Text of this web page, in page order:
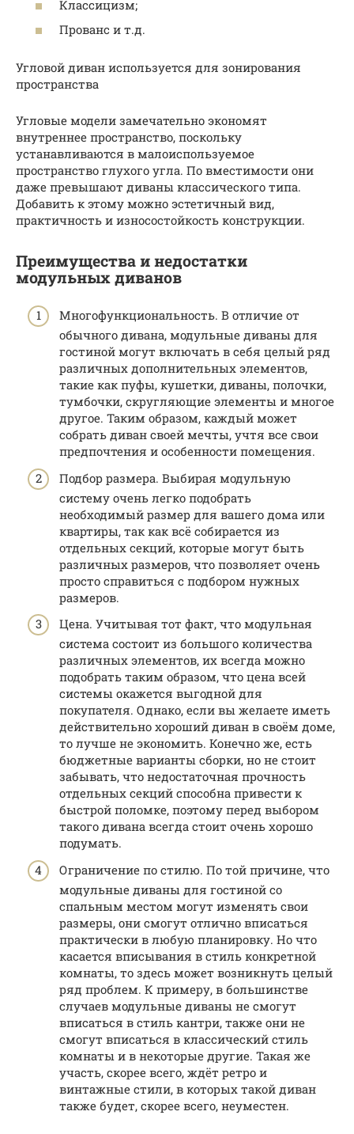
Классицизм;
Прованс и т.д.
Угловой диван используется для зонирования
пространства
Угловые модели замечательно экономят
внутреннее пространство, поскольку
устанавливаются в малоиспользуемое
пространство глухого угла. По вместимости они
даже превышают диваны классического типа.
Добавить к этому можно эстетичный вид,
практичность и износостойкость конструкции.
Преимущества и недостатки
модульных диванов
Многофункциональность. В отличие от
обычного дивана, модульные диваны для
гостиной могут включать в себя целый ряд
различных дополнительных элементов,
такие как пуфы, кушетки, диваны, полочки,
тумбочки, скругляющие элементы и многое
другое. Таким образом, каждый может
собрать диван своей мечты, учтя все свои
предпочтения и особенности помещения.
Подбор размера. Выбирая модульную
систему очень легко подобрать
необходимый размер для вашего дома или
квартиры, так как всё собирается из
отдельных секций, которые могут быть
различных размеров, что позволяет очень
просто справиться с подбором нужных
размеров.
Цена. Учитывая тот факт, что модульная
система состоит из большого количества
различных элементов, их всегда можно
подобрать таким образом, что цена всей
системы окажется выгодной для
покупателя. Однако, если вы желаете иметь
действительно хороший диван в своём доме,
то лучше не экономить. Конечно же, есть
бюджетные варианты сборки, но не стоит
забывать, что недостаточная прочность
отдельных секций способна привести к
быстрой поломке, поэтому перед выбором
такого дивана всегда стоит очень хорошо
подумать.
Ограничение по стилю. По той причине, что
модульные диваны для гостиной со
спальным местом могут изменять свои
размеры, они смогут отлично вписаться
практически в любую планировку. Но что
касается вписывания в стиль конкретной
комнаты, то здесь может возникнуть целый
ряд проблем. К примеру, в большинстве
случаев модульные диваны не смогут
вписаться в стиль кантри, также они не
смогут вписаться в классический стиль
комнаты и в некоторые другие. Такая же
участь, скорее всего, ждёт ретро и
винтажные стили, в которых такой диван
также будет, скорее всего, неуместен.